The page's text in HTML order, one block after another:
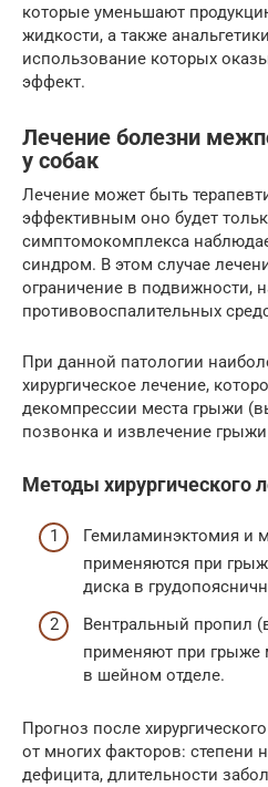
которые уменьшают
жидкости, а также
использование которых
эффект.
Лечение болезни
у собак
Лечение может быть
эффективным оно будет
симптомокомплекса
синдром. В этом случае
ограничение в подвижности,
противовоспалительных
При данной патологии
хирургическое лечение,
декомпрессии места грыжи
позвонка и извлечение
Методы хирургического
Гемиламинэктомия и
применяются при
диска в
Вентральный пропил
применяют при грыже
в шейном отделе.
Прогноз после
от многих факторов: степени
дефицита, длительности